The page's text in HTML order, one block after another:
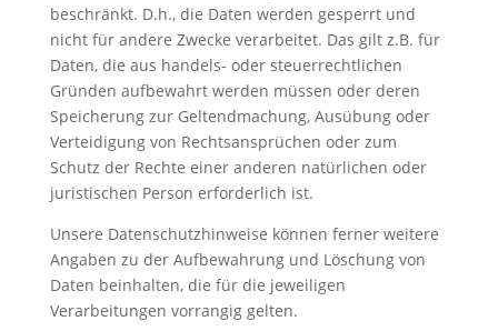
beschränkt. D.h., die Daten werden gesperrt und
nicht für andere Zwecke verarbeitet. Das gilt z.B. für
Daten, die aus handels- oder steuerrechtlichen
Gründen aufbewahrt werden müssen oder deren
Speicherung zur Geltendmachung, Ausübung oder
Verteidigung von Rechtsansprüchen oder zum
Schutz der Rechte einer anderen natürlichen oder
juristischen Person erforderlich ist.
Unsere Datenschutzhinweise können ferner weitere
Angaben zu der Aufbewahrung und Löschung von
Daten beinhalten, die für die jeweiligen
Verarbeitungen vorrangig gelten.